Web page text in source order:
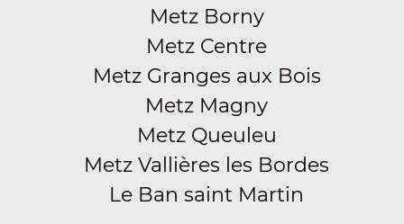
Metz Borny
Metz Centre
Metz Granges aux Bois
Metz Magny
Metz Queuleu
Metz Vallières les Bordes
Le Ban saint Martin